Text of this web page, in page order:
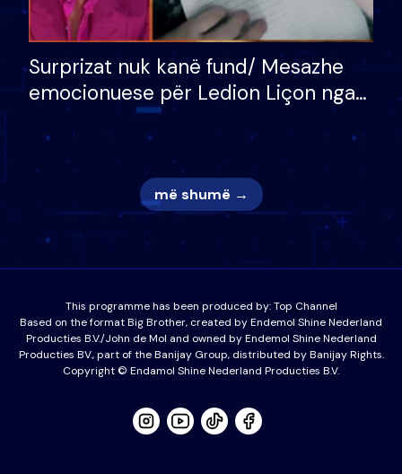
Surprizat nuk kanë fund/ Mesazhe
emocionuese për Ledion Liçon nga
nëna dhe fëmijët e tij, moderatori
nuk i mban dot lotët: Nuk meritoj…
më shumë →
This programme has been produced by:Top Channel
Based on the format Big Brother, created by Endemol Shine Nederland
Producties B.V./John de Mol and owned by Endemol Shine Nederland
Producties BV., part of the Banijay Group, distributed by Banijay Rights.
Copyright © Endamol Shine Nederland Producties B.V.